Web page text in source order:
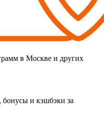
в Москве и других
бонусы и кэшбэки за